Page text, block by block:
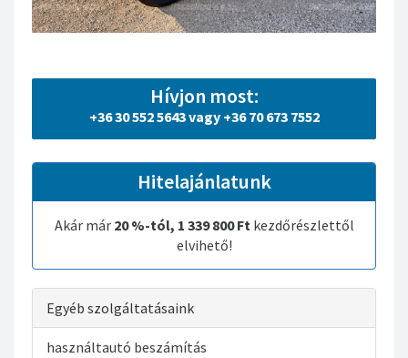
Hívjon most:
+36 30 552 5643 vagy +36 70 673 7552
Hitelajánlatunk
Akár már 20 %-tól, 1 339 800 Ftkezdőrészlettől
elvihető!
Egyéb szolgáltatásaink
használtautó beszámítás